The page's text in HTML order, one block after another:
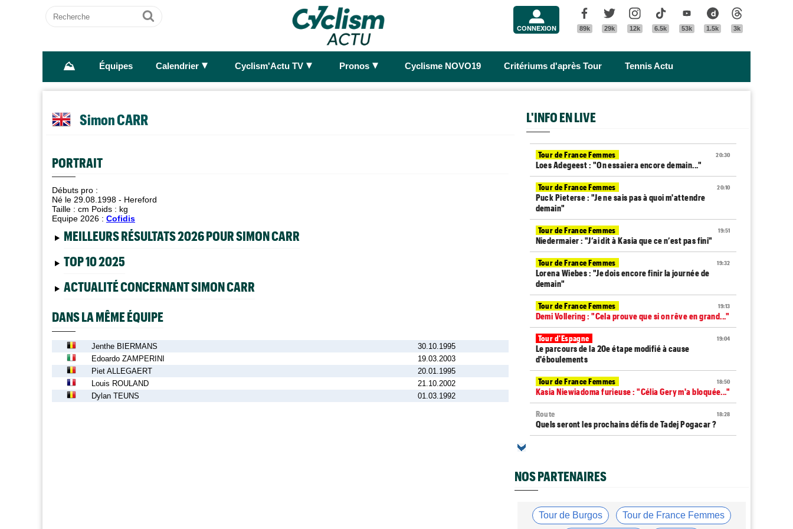
Recherche
Ok CONNEXION
Facebook
89k
Twitter
29k
Instagram
12k
Tik Tok
6.5k
Youtube
53k
Dailymotion
1.5k 3k
⛰ Équipes Calendrier ► Cyclism'Actu TV ► Pronos ► Cyclisme NOVO19 Critériums d'après Tour Tennis Actu
Simon CARR
PORTRAIT
Débuts pro :
Né le 29.08.1998 - Hereford
Taille : cm Poids : kg
Equipe 2026 : Cofidis
MEILLEURS RÉSULTATS 2026 POUR SIMON CARR
TOP 10 2025
ACTUALITÉ CONCERNANT SIMON CARR
DANS LA MÊME ÉQUIPE
Jenthe BIERMANS
30.10.1995
Edoardo ZAMPERINI
19.03.2003
Piet ALLEGAERT
20.01.1995
Louis ROULAND
21.10.2002
Dylan TEUNS
01.03.1992
L'INFO EN LIVE
20:30
Tour de France Femmes
Loes Adegeest : "On essaiera encore demain..."
20:10
Tour de France Femmes
Puck Pieterse : "Je ne sais pas à quoi m'attendre
demain"
19:51
Tour de France Femmes
Niedermaier : "J’ai dit à Kasia que ce n’est pas fini"
19:32
Tour de France Femmes
Lorena Wiebes : "Je dois encore finir la journée de
demain"
19:13
Tour de France Femmes
Demi Vollering : "Cela prouve que si on rêve en grand..."
19:04
Tour d'Espagne
Le parcours de la 20e étape modifié à cause
d'éboulements
18:50
Tour de France Femmes
Kasia Niewiadoma furieuse : "Célia Gery m'a bloquée..."
18:28
Route
Quels seront les prochains défis de Tadej Pogacar ?
Média
FDJ United Series"
NOS PARTENAIRES
Tour de Burgos Tour de France Femmes